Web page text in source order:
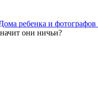
ребенка и
они ничьи?